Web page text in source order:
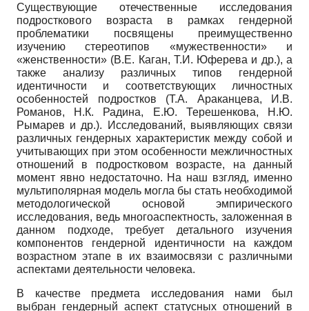
Существующие отечественные исследования
подросткового возраста в рамках гендерной
проблематики посвящены преимущественно
изучению стереотипов «мужественности» и
«женственности» (В.Е. Каган, Т.И. Юферева и др.), а
также анализу различных типов гендерной
идентичности и соответствующих личностных
особенностей подростков (Т.А. Араканцева, И.В.
Романов, Н.К. Радина, Е.Ю. Терешенкова, Н.Ю.
Рымарев и др.). Исследований, выявляющих связи
различных гендерных характеристик между собой и
учитывающих при этом особенности межличностных
отношений в подростковом возрасте, на данный
момент явно недостаточно. На наш взгляд, именно
мультиполярная модель могла бы стать необходимой
методологической основой эмпирического
исследования, ведь многоаспектность, заложенная в
данном подходе, требует детального изучения
компонентов гендерной идентичности на каждом
возрастном этапе в их взаимосвязи с различными
аспектами деятельности человека.
В качестве предмета исследования нами был
выбран гендерный аспект статусных отношений в